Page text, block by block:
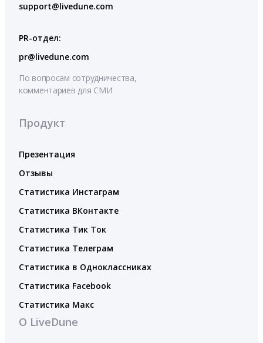
support@livedune.com
PR-отдел:
pr@livedune.com
По вопросам сотрудничества,
комментариев для СМИ
Продукт
Презентация
Отзывы
Статистика Инстаграм
Статистика ВКонтакте
Статистика Тик Ток
Статистика Телеграм
Статистика в Одноклассниках
Статистика Facebook
Статистика Макс
О LiveDune